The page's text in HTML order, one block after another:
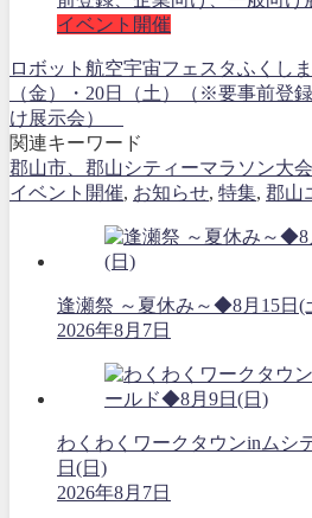
イベント開催
ロボット航空宇宙フェスタふくし
（金）・20日（土）（※要事前登
け展示会）
関連キーワード
郡山市、郡山シティーマラソン大会
イベント開催, お知らせ, 特集, 郡山
逢瀬祭 ～夏休み～◆8月15日(
2026年8月7日
わくわくワークタウンinムシ
日(日)
2026年8月7日